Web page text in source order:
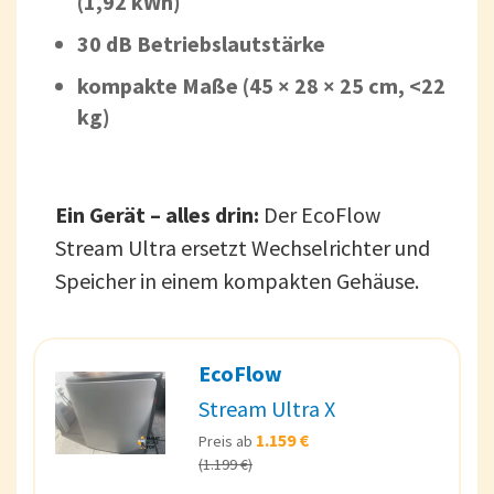
30 dB Betriebslautstärke
kompakte Maße (45 × 28 × 25 cm, <22
kg)
Ein Gerät – alles drin: Der EcoFlow
Stream Ultra ersetzt Wechselrichter und
Speicher in einem kompakten Gehäuse.
EcoFlow
Stream Ultra X
Preis ab 1.159 €
(1.199 €)